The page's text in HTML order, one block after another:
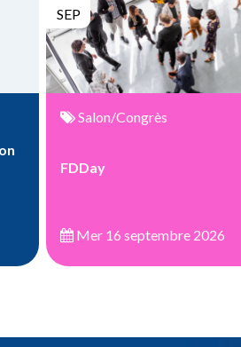
SEP
Salon/Congrès
FDDay
Mer 16 septembre 2026